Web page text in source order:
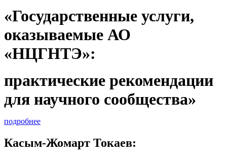
«Государственные услуги,
оказываемые АО
«НЦГНТЭ»:
практические рекомендации
для научного сообщества»
подробнее
Касым-Жомарт Токаев: